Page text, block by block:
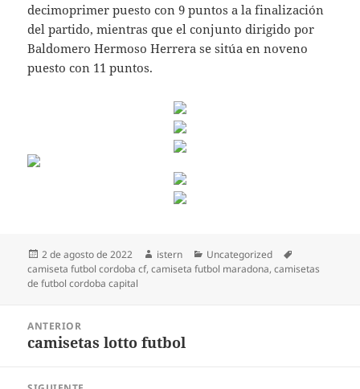
decimoprimer puesto con 9 puntos a la finalización
del partido, mientras que el conjunto dirigido por
Baldomero Hermoso Herrera se sitúa en noveno
puesto con 11 puntos.
Publicado
el
2 de agosto de 2022 Autor
istern Categorías
Uncategorized
camiseta futbol cordoba cf,camiseta futbol maradona,camisetas
de futbol cordoba capital
entradas
ANTERIOR
Entrada
camisetas lotto futbol